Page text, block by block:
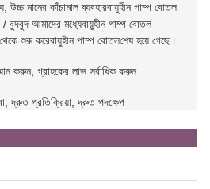
উচ্চ মানের কাঁচামাল ব্যবহারবায়ুহীন পাম্প বোতল
বুদবুদ আমাদের মধ্যেবায়ুহীন পাম্প বোতল
শুরু করেবায়ুহীন পাম্প বোতলশেষ হয়ে গেছে।
করুন, গ্রাহকের লাভ সর্বাধিক করুন
দ্রুত প্রতিক্রিয়া, দ্রুত পদক্ষেপ